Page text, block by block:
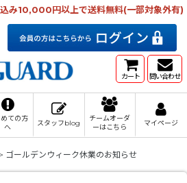
み10,000円以上で送料無料(一部対象外有)
カート 問い合わせ
ての方
へ
スタッフblog
チームオーダ
ーはこちら
マイページ
> ゴールデンウィーク休業のお知らせ